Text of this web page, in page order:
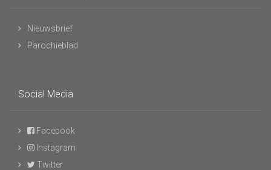
Nieuwsbrief
Parochieblad
Social Media
Facebook
Instagram
Twitter